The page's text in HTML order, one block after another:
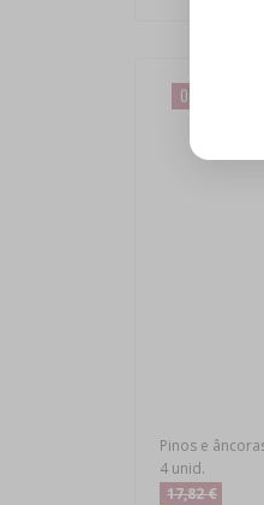
Oportunidade!
Pinos e
4 unid.
17,82 €